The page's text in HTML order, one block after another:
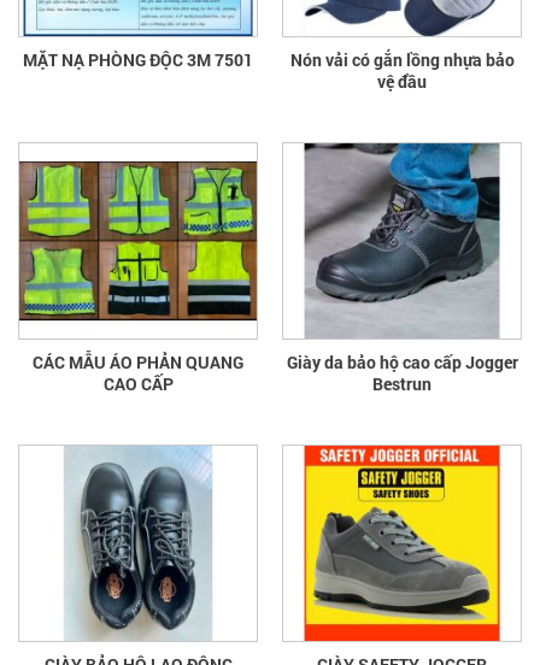
MẶT NẠ PHÒNG ĐỘC 3M 7501
Nón vải có gắn lồng nhựa bảo
vệ đầu
CÁC MẪU ÁO PHẢN QUANG
CAO CẤP
Giày da bảo hộ cao cấp Jogger
Bestrun